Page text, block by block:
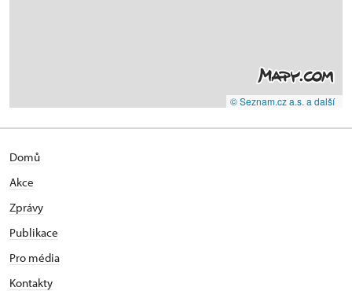
© Seznam.cz a.s. a další
Domů
Akce
Zprávy
Publikace
Pro média
Kontakty